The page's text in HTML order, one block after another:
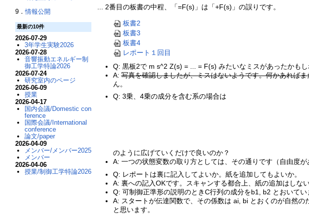
... 2番目の板書の中程、「=F(s)」は「+F(s)」の誤りです。
板書2
板書3
板書4
レポート１回目
Q: 黒板2で m s^2 Z(s) = ... = F(s) みたいなミスがあったかも
A:写真を確認しましたが、ミスはないようです。何かあれば
ん。
Q: 3乗、4乗の成分を含む系の場合は
のように広げていくだけで良いのか？
A: 一つの状態変数の取り方としては、その通りです（自由度が
Q: レポートは裏に記入してよいか。紙を追加してもよいか。
A: 裏への記入OKです。スキャンする都合上、紙の追加はしない
Q: 可制御正準形の説明のときC行列の成分をb1, b2 とおいて
A: スタートが伝達関数で、その係数は ai, bi とおくのが自然
と思います。
9．情報公開
最新の10件
2026-07-29
3年学生実験2026
2026-07-28
音響振動エネルギー制
御工学特論2026
2026-07-24
研究室内のページ
2026-06-09
授業
2026-04-17
国内会議/Domestic con
ference
国際会議/International
conference
論文/paper
2026-04-09
メンバー/メンバー2025
メンバー
2026-04-06
授業/制御工学特論2026